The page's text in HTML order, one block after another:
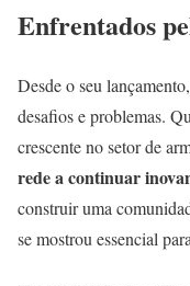
Enfrentados
Desde o seu
desafios e problemas.
crescente no setor de
rede a continuar
construir uma
se mostrou essencial